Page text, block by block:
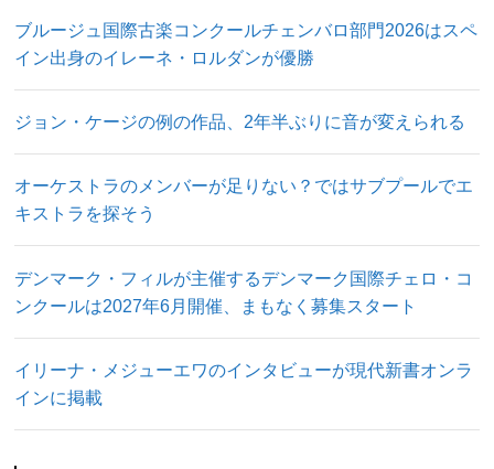
ブルージュ国際古楽コンクールチェンバロ部門2026はスペ
イン出身のイレーネ・ロルダンが優勝
ジョン・ケージの例の作品、2年半ぶりに音が変えられる
オーケストラのメンバーが足りない？ではサブプールでエ
キストラを探そう
デンマーク・フィルが主催するデンマーク国際チェロ・コ
ンクールは2027年6月開催、まもなく募集スタート
イリーナ・メジューエワのインタビューが現代新書オンラ
インに掲載